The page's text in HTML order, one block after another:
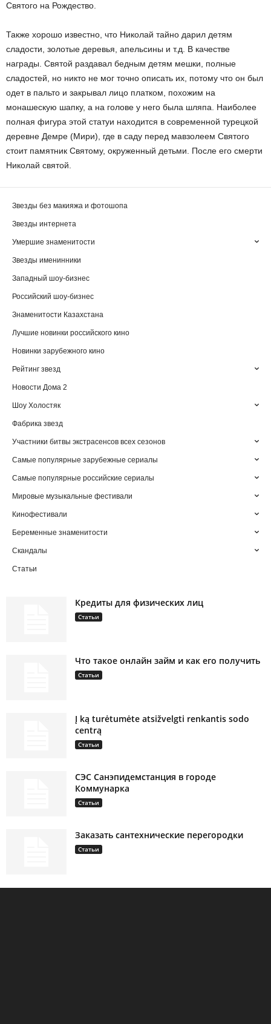
Святого на Рождество.
Также хорошо известно, что Николай тайно дарил детям
сладости, золотые деревья, апельсины и т.д. В качестве
награды. Святой раздавал бедным детям мешки, полные
сладостей, но никто не мог точно описать их, потому что он был
одет в пальто и закрывал лицо платком, похожим на
монашескую шапку, а на голове у него была шляпа. Наиболее
полная фигура этой статуи находится в современной турецкой
деревне Демре (Мири), где в саду перед мавзолеем Святого
стоит памятник Святому, окруженный детьми. После его смерти
Николай святой.
Звезды без макияжа и фотошопа
Звезды интернета
Умершие знаменитости
Звезды именинники
Западный шоу-бизнес
Российский шоу-бизнес
Знаменитости Казахстана
Лучшие новинки российского кино
Новинки зарубежного кино
Рейтинг звезд
Новости Дома 2
Шоу Холостяк
Фабрика звезд
Участники битвы экстрасенсов всех сезонов
Самые популярные зарубежные сериалы
Самые популярные российские сериалы
Мировые музыкальные фестивали
Кинофестивали
Беременные знаменитости
Скандалы
Статьи
Кредиты для физических лиц
Статьи
Что такое онлайн займ и как его получить
Статьи
Į ką turėtumėte atsižvelgti renkantis sodo
centrą
Статьи
СЭС Санэпидемстанция в городе
Коммунарка
Статьи
Заказать сантехнические перегородки
Статьи